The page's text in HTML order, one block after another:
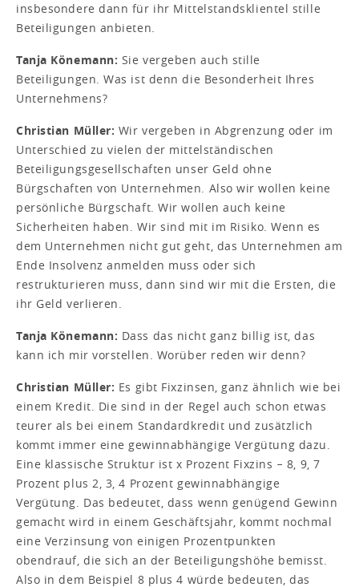
insbesondere dann für ihr Mittelstandsklientel stille
Beteiligungen anbieten.
Tanja Könemann: Sie vergeben auch stille
Beteiligungen. Was ist denn die Besonderheit Ihres
Unternehmens?
Christian Müller: Wir vergeben in Abgrenzung oder im
Unterschied zu vielen der mittelständischen
Beteiligungsgesellschaften unser Geld ohne
Bürgschaften von Unternehmen. Also wir wollen keine
persönliche Bürgschaft. Wir wollen auch keine
Sicherheiten haben. Wir sind mit im Risiko. Wenn es
dem Unternehmen nicht gut geht, das Unternehmen am
Ende Insolvenz anmelden muss oder sich
restrukturieren muss, dann sind wir mit die Ersten, die
ihr Geld verlieren.
Tanja Könemann: Dass das nicht ganz billig ist, das
kann ich mir vorstellen. Worüber reden wir denn?
Christian Müller: Es gibt Fixzinsen, ganz ähnlich wie bei
einem Kredit. Die sind in der Regel auch schon etwas
teurer als bei einem Standardkredit und zusätzlich
kommt immer eine gewinnabhängige Vergütung dazu.
Eine klassische Struktur ist x Prozent Fixzins − 8, 9, 7
Prozent plus 2, 3, 4 Prozent gewinnabhängige
Vergütung. Das bedeutet, dass wenn genügend Gewinn
gemacht wird in einem Geschäftsjahr, kommt nochmal
eine Verzinsung von einigen Prozentpunkten
obendrauf, die sich an der Beteiligungshöhe bemisst.
Also in dem Beispiel 8 plus 4 würde bedeuten, das